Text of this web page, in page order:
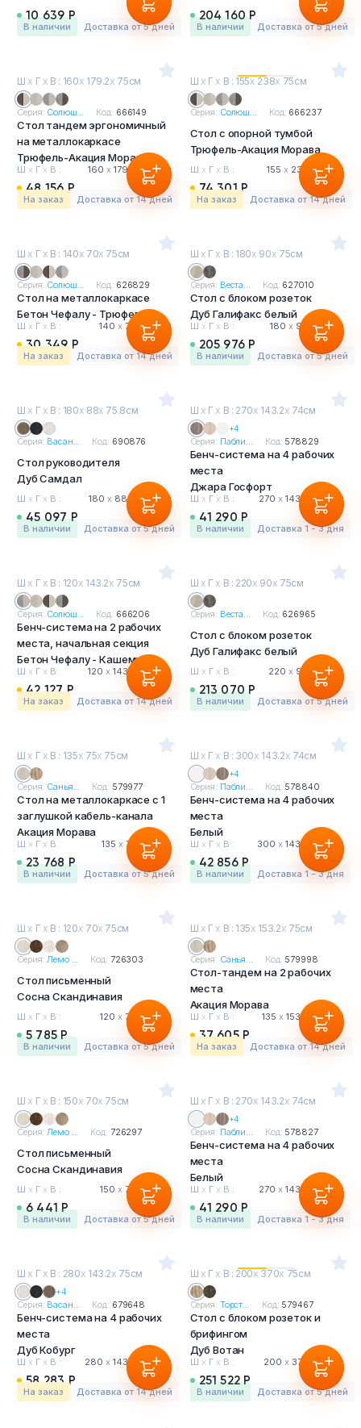
10 639 Р
в наличии Доставка от 5 дней
204 160 Р
в наличии Доставка от 5 дней
Ш х Г х В : 160х 179.2х 75см
Серия: Солюш... Код: 666149
Стол тандем эргономичный
на металлокаркасе
Трюфель-Акация Морава
Ш х Г х В : 160 х179.2 х75 см
48 156 Р
На заказ Доставка от 14 дней
Ш х Г х В : 155х 238х 75см
Серия: Солюш... Код: 666237
Стол с опорной тумбой
Трюфель-Акация Морава
Ш х Г х В : 155 х 238 х75 см
74 301 Р
На заказ Доставка от 14 дней
Ш х Г х В : 140х 70х 75см
Серия: Солюш... Код: 626829
Стол на металлокаркасе
Бетон Чефалу - Трюфель
Ш х Г х В : 140 х70 х75 см
30 349 Р
На заказ Доставка от 14 дней
Ш х Г х В : 180х 90х 75см
Серия: Веста... Код: 627010
Стол с блоком розеток
Дуб Галифакс белый
Ш х Г х В : 180 х 90 х75 см
205 976 Р
в наличии Доставка от 5 дней
Ш х Г х В : 180х 88х 75.8см
Серия: Васан... Код: 690876
Стол руководителя
Дуб Самдал
Ш х Г х В : 180 х88 75.8 см
45 097 Р
в наличии Доставка от 5 дней
Ш х Г х В : 270х 143.2х 74см
+4
Серия: Пабли... Код: 578829
Бенч-система на 4 рабочих
места
Джара Госфорт
Ш х Г х В : 270 х 143.2 х74 см
41 290 Р
в наличии Доставка 1 - 3 дня
Ш х Г х В : 120х 143.2х 75см
Серия: Солюш... Код: 666206
Бенч-система на 2 рабочих
места, начальная секция
Бетон Чефалу - Кашемир
Ш х Г х В : 120 х143.2 х75 см
42 127 Р
На заказ Доставка от 14 дней
Ш х Г х В : 220х 90х 75см
Серия: Веста... Код: 626965
Стол с блоком розеток
Дуб Галифакс белый
Ш х Г х В : 220 х 90 х75 см
213 070 Р
в наличии Доставка от 5 дней
Ш х Г х В : 135х 75х 75см
Серия: Санья... Код: 579977
Стол на металлокаркасе с 1
заглушкой кабель-канала
Акация Морава
Ш х Г х В : 135 х75 х75 см
23 768 Р
в наличии Доставка от 5 дней
Ш х Г х В : 300х 143.2х 74см
+4
Серия: Пабли... Код: 578840
Бенч-система на 4 рабочих
места
Белый
Ш х Г х В : 300 х 143.2 х74 см
42 856 Р
в наличии Доставка 1 - 3 дня
Ш х Г х В : 120х 70х 75см
Серия:Лемо ... Код: 726303
Стол письменный
Сосна Скандинавия
Ш х Г х В : 120 х70 х75 см
5 785 Р
в наличии Доставка от 5 дней
Ш х Г х В : 135х 153.2х 75см
Серия: Санья... Код: 579998
Стол-тандем на 2 рабочих
места
Акация Морава
Ш х Г х В : 135 х 153.2 х75 см
37 605 Р
На заказ Доставка от 14 дней
Ш х Г х В : 150х 70х 75см
Серия:Лемо ... Код: 726297
Стол письменный
Сосна Скандинавия
Ш х Г х В : 150 х70 х75 см
6 441 Р
в наличии Доставка от 5 дней
Ш х Г х В : 270х 143.2х 74см
+4
Серия: Пабли... Код: 578827
Бенч-система на 4 рабочих
места
Белый
Ш х Г х В : 270 х 143.2 х74 см
41 290 Р
в наличии Доставка 1 - 3 дня
Ш х Г х В : 280х 143.2х 75см
+4
Серия: Васан... Код: 679648
Бенч-система на 4 рабочих
места
Дуб Кобург
Ш х Г х В : 280 х143.2 х75 см
58 283 Р
На заказ Доставка от 14 дней
Ш х Г х В : 200х 370х 75см
Серия: Торст... Код: 579467
Стол с блоком розеток и
брифингом
Дуб Вотан
Ш х Г х В : 200 х 370 х75 см
251 522 Р
в наличии Доставка от 5 дней